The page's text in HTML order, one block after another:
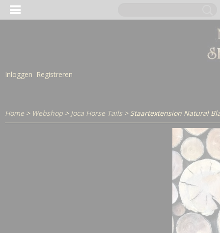
Inloggen Registreren
Home> Webshop > Joca Horse Tails > Staartextension Natural